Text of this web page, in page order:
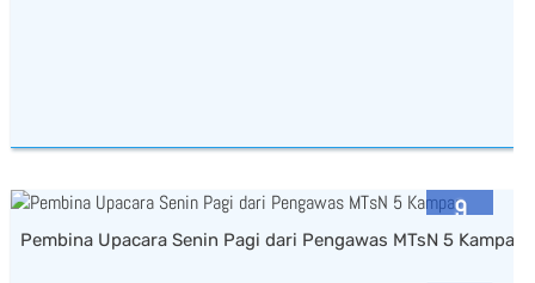
9
FEB
Pembina Upacara Senin Pagi dari Pengawas MTsN 5 Kampar